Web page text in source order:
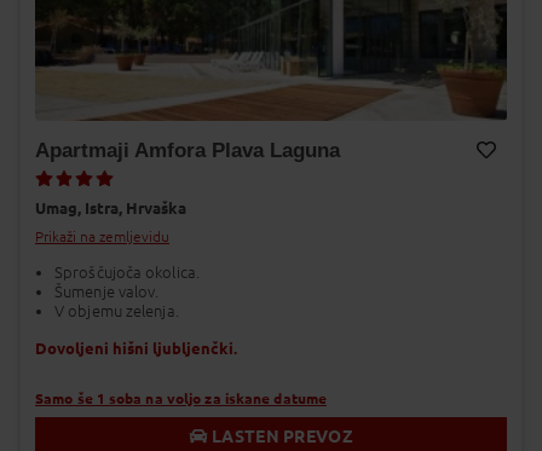
Apartmaji Amfora Plava Laguna
Umag, Istra, Hrvaška
Prikaži na zemljevidu
Sproščujoča okolica.
Šumenje valov.
V objemu zelenja.
Dovoljeni hišni ljubljenčki.
Samo še 1 soba na voljo za iskane datume
LASTEN PREVOZ